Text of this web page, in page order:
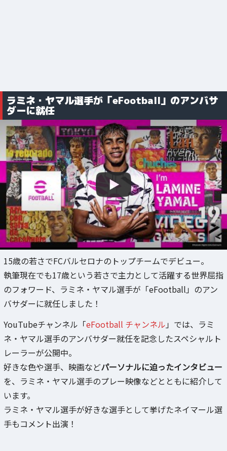
ラミネ・ヤマル選手が「eFootball」のアンバサ
ダーに就任
15歳の若さでFCバルセロナのトップチームでデビュー。
執筆現在でも17歳という若さで主力として活躍する世界屈指
のフォワード、ラミネ・ヤマル選手が「eFootball」のアン
バサダーに就任しました！
YouTubeチャンネル「eFootball チャンネル 」では、ラミ
ネ・ヤマル選手のアンバサダー就任を記念したスペシャルト
レーラーが公開中。
好きな色や選手、映画などパーソナルに迫ったインタビュー
を、ラミネ・ヤマル選手のプレー映像などとともに紹介して
います。
ラミネ・ヤマル選手が好きな選手として挙げたネイマール選
手もコメント出演！